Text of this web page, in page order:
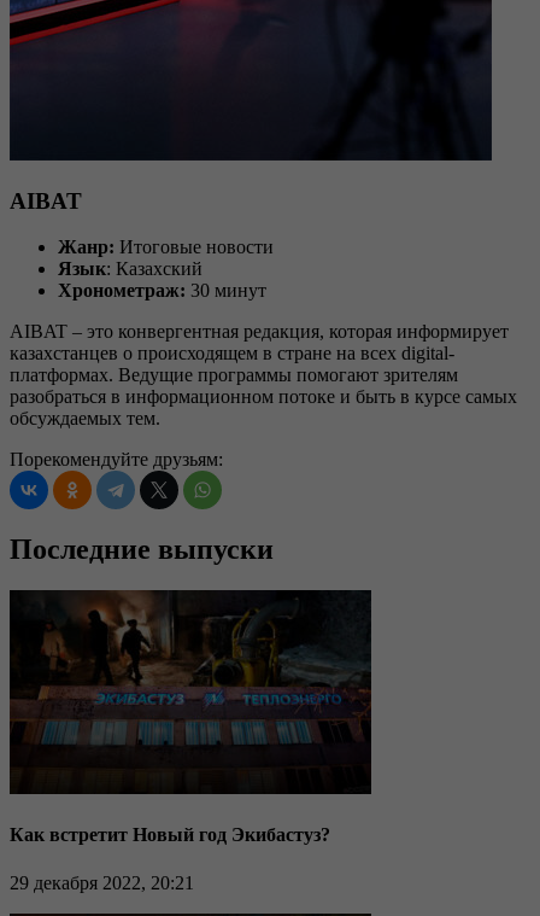
AIBAT
Жанр: Итоговые новости
Язык: Казахский
Хронометраж: 30 минут
AIBAT – это конвергентная редакция, которая информирует
казахстанцев о происходящем в стране на всех digital-
платформах. Ведущие программы помогают зрителям
разобраться в информационном потоке и быть в курсе самых
обсуждаемых тем.
Порекомендуйте друзьям:
Последние выпуски
Как встретит Новый год Экибастуз?
29 декабря 2022, 20:21